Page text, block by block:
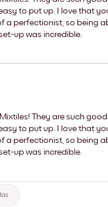
to put up. I love that
a perfectionist, so being
up was incredible.
They are such good
to put up. I love that
a perfectionist, so being
up was incredible.